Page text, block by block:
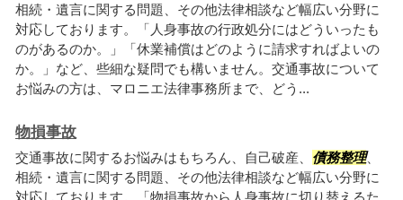
相続・遺言に関する問題、その他法律相談など幅広い分野に
対応しております。「人身事故の行政処分にはどういったも
のがあるのか。」「休業補償はどのように請求すればよいの
か。」など、些細な疑問でも構いません。交通事故について
お悩みの方は、マロニエ法律事務所まで、どう...
物損事故
交通事故に関するお悩みはもちろん、自己破産、 債務整理、
相続・遺言に関する問題、その他法律相談など幅広い分野に